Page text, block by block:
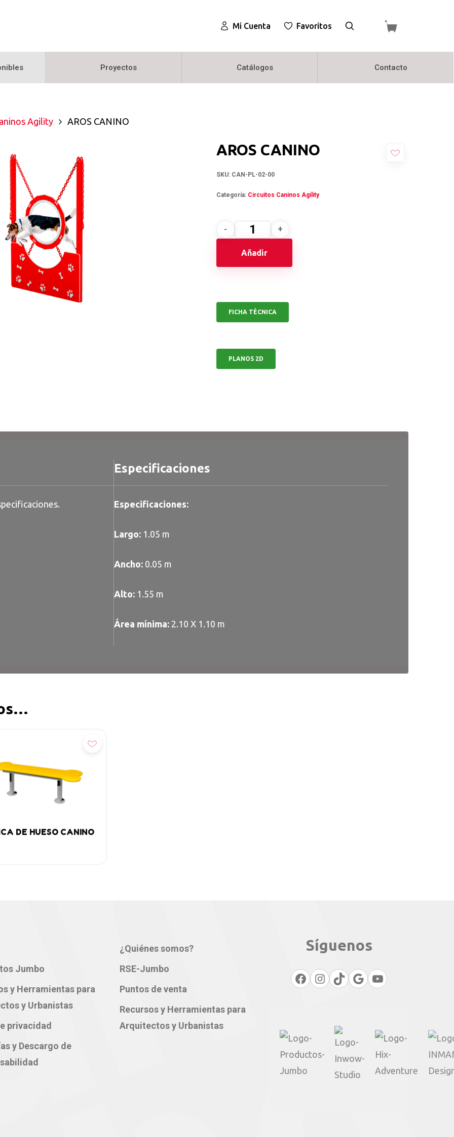
Mi Cuenta Favoritos
Proyectos Catálogos Contacto
Agility AROS CANINO
AROS CANINO
SKU: CAN-PL-02-00
Categoría: Circuitos Caninos Agility
Añadir
FICHA TÉCNICA
PLANOS 2D
Especificaciones
Especificaciones:
Largo:1.05 m
Ancho:0.05 m
Alto:1.55 m
Área mínima:2.10 X 1.10 m
DE HUESO CANINO
Jumbo
y Herramientas para
y Urbanistas
privacidad
y Descargo de
¿Quiénes somos?
RSE-Jumbo
Puntos de venta
Recursos y Herramientas para
Arquitectos y Urbanistas
Síguenos
Facebook
Instagram
TikTok
GoogleYouTube